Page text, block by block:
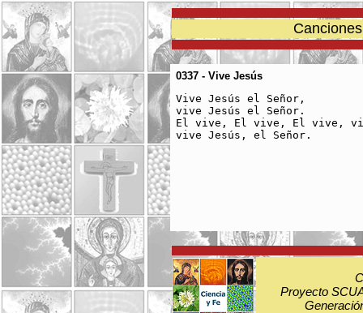
0337 - Vive Jesús
Vive Jesús el Señor,
vive Jesús el Señor.
El vive, El vive, El vive,
vive Jesús, el Señor.
Proyecto